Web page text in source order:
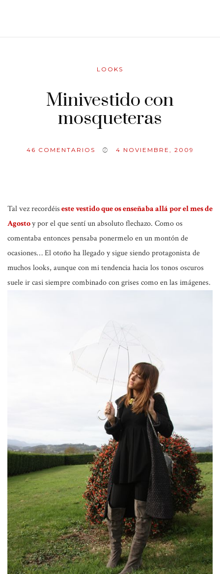
LOOKS
Minivestido con
mosqueteras
46 COMENTARIOS 4 NOVIEMBRE, 2009
Tal vez recordéiseste vestido que os enseñaba allá por el mes de
Agostoy por el que sentí un absoluto flechazo. Como os
comentaba entonces pensaba ponermelo en un montón de
ocasiones… El otoño ha llegado y sigue siendo protagonista de
muchos looks, aunque con mi tendencia hacia los tonos oscuros
suele ir casi siempre combinado con grises como en las imágenes.